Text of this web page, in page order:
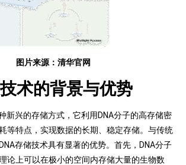
图片来源：清华官网
术的背景与优势
新兴的存储方式，它利用DNA分子的高存储密
等特点，实现数据的长期、稳定存储。与传统
存储技术具有显著的优势。首先，DNA分子
论上可以在极小的空间内存储大量的生物数